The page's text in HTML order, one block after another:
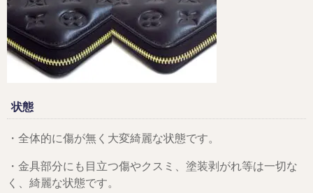
状態
・全体的に傷が無く大変綺麗な状態です。
・金具部分にも目立つ傷やクスミ、塗装剥がれ等は一切な
く、綺麗な状態です。